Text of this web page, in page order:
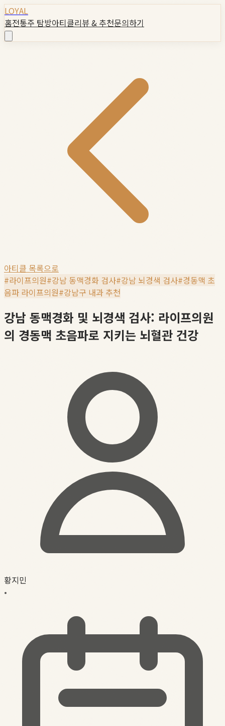
LOYAL
홈전통주 탐방아티클리뷰 & 추천문의하기
아티클 목록으로
#라이프의원#강남 동맥경화 검사#강남 뇌경색 검사#경동맥 초
음파 라이프의원#강남구 내과 추천
강남 동맥경화 및 뇌경색 검사: 라이프의원
의 경동맥 초음파로 지키는 뇌혈관 건강
황지민
•